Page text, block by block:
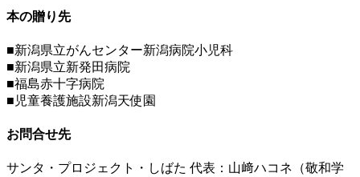
本の贈り先
■新潟県立がんセンター新潟病院小児科
■新潟県立新発田病院
■福島赤十字病院
■児童養護施設新潟天使園
お問合せ先
サンタ・プロジェクト・しばた 代表：山﨑ハコネ（敬和学